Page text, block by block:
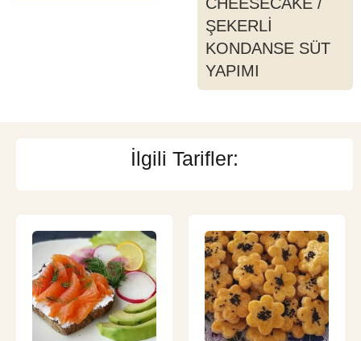
ŞEKERLİ
KONDANSE SÜT
YAPIMI
İlgili Tarifler: